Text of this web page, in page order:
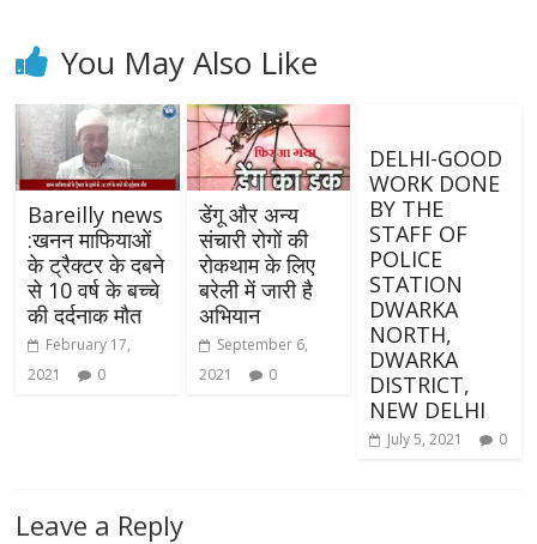
You May Also Like
Bareilly news
:खनन माफियाओं
के ट्रैक्टर के दबने
से 10 वर्ष के बच्चे
की दर्दनाक मौत
February 17,
2021
0
डेंगू और अन्य
संचारी रोगों की
रोकथाम के लिए
बरेली में जारी है
अभियान
September 6,
2021
0
DELHI-GOOD
WORK DONE
BY THE
STAFF OF
POLICE
STATION
DWARKA
NORTH,
DWARKA
DISTRICT,
NEW DELHI
July 5, 2021 0
Leave a Reply